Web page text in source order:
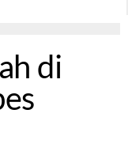
di